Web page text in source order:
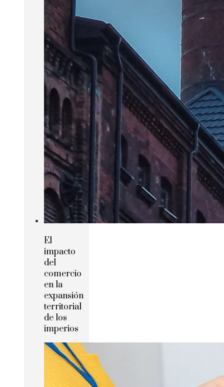
El
impacto
del
comercio
en la
expansión
territorial
de los
imperios